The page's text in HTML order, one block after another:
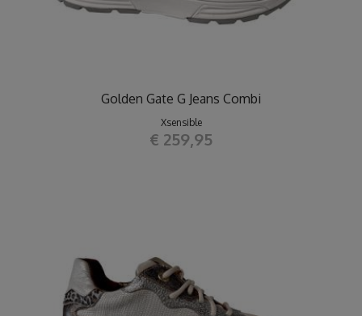
Golden Gate G Jeans Combi
Xsensible
€ 259,95